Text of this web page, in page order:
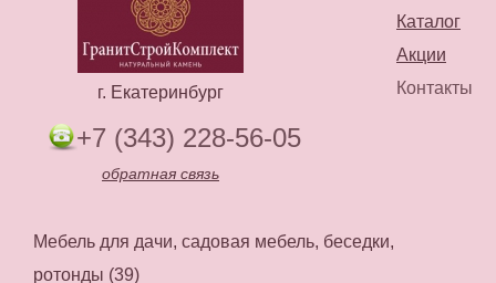
Каталог
Акции
Контакты
г. Екатеринбург
+7 (343) 228-56-05
обратная связь
Мебель для дачи, садовая мебель, беседки,
ротонды (39)